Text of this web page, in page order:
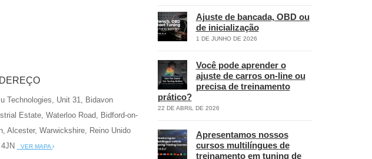
Technologies, Unit 31, Bidavon
Estate, Waterloo Road, Bidford-on-
Alcester, Warwickshire, Reino Unido
VER MAPA
Ajuste de bancada, OBD ou
de inicialização
1 DE JUNHO DE 2026
Você pode aprender o
ajuste de carros on-line ou
precisa de treinamento
prático?
22 DE ABRIL DE 2026
Apresentamos nossos
cursos multilíngues de
treinamento em tuning de